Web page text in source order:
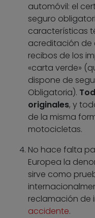
automóvil: el
seguro
características
acreditación de
recibos de los
«carta verde»
dispone de
Obligatoria).
originales, y
de la misma
motocicletas.
No hace falta
Europea la
sirve como
reclamación de
accidente.